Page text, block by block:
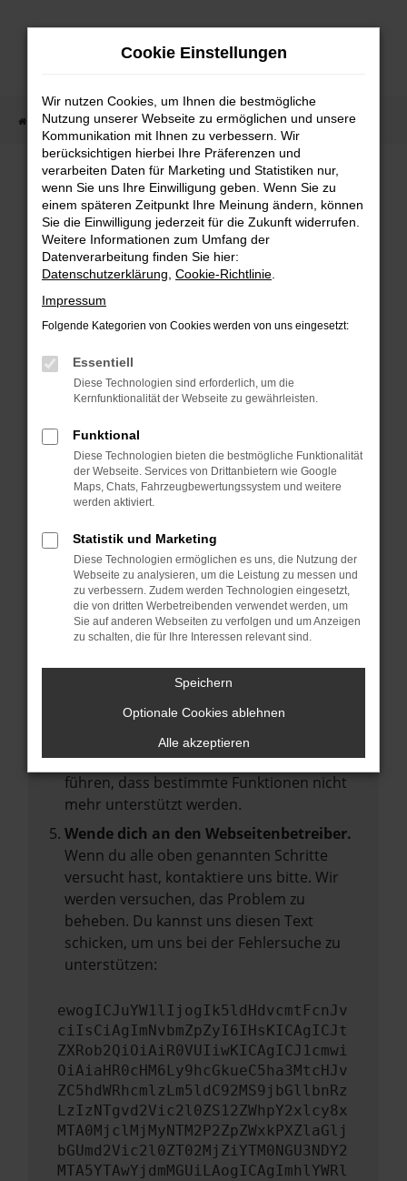
Zum
Startseite Fahrzeugangebote Fahrzeugmarkt
Fahrzeugmarkt
Fehler: Network Error
Beim Laden ist ein Fehler aufgetreten.
Hier sind ein paar Tipps, die dir helfen können:
Überprüfe deine Firewall und deine
Internetverbindung.
deine Suchmaschine?
Prüfe deine Browsererweiterungen.
Manche Erweiterungen, wie Werbeblocker,
können das Laden bestimmter Seiten
anderen Browser oder in einem privaten
Fenster?
Starte dein Gerät neu.
Das kann manchmal helfen,
vorübergehende Probleme zu beheben.
Stelle sicher, dass dein Browser und dein
Betriebssystem auf dem neuesten Stand
Veraltete Software birgt nicht nur ein
Sicherheitsrisiko, sondern kann auch dazu
führen, dass bestimmte Funktionen nicht
mehr unterstützt werden.
Wende dich an den Webseitenbetreiber.
Wenn du alle oben genannten Schritte
versucht hast, kontaktiere uns bitte. Wir
werden versuchen, das Problem zu
beheben. Du kannst uns diesen Text
schicken, um uns bei der Fehlersuche zu
unterstützen:
ewogICJuYW1lIjogIk5ldHdvcmtFcnJv
ciIsCiAgImNvbmZpZyI6IHsKICAgICJt
ZXRob2QiOiAiR0VUIiwKICAgICJ1cmwi
OiAiaHR0cHM6Ly9hcGkueC5ha3MtcHJv
ZC5hdWRhcmlzLm5ldC92MS9jbGllbnRz
LzIzNTgvd2Vic2l0ZS12ZWhpY2xlcy8x
MTA0MjclMjMyNTM2P2ZpZWxkPXZlaGlj
bGUmd2Vic2l0ZT02MjZiYTM0NGU3NDY2
MTA5YTAwYjdmMGUiLAogICAgImhlYWRl
Cookie Einstellungen
Wir nutzen Cookies, um Ihnen die bestmögliche
Nutzung unserer Webseite zu ermöglichen und unsere
Kommunikation mit Ihnen zu verbessern. Wir
berücksichtigen hierbei Ihre Präferenzen und
verarbeiten Daten für Marketing und Statistiken nur,
wenn Sie uns Ihre Einwilligung geben. Wenn Sie zu
einem späteren Zeitpunkt Ihre Meinung ändern, können
Sie die Einwilligung jederzeit für die Zukunft widerrufen.
Weitere Informationen zum Umfang der
Datenverarbeitung finden Sie hier:
Datenschutzerklärung Cookie-Richtlinie
Impressum
Folgende Kategorien von Cookies werden von uns eingesetzt:
Essentiell
Diese Technologien sind erforderlich, um die
Kernfunktionalität der Webseite zu gewährleisten.
Funktional
Diese Technologien bieten die bestmögliche Funktionalität
der Webseite. Services von Drittanbietern wie Google
Maps, Chats, Fahrzeugbewertungssystem und weitere
werden aktiviert.
Statistik und Marketing
Diese Technologien ermöglichen es uns, die Nutzung der
Webseite zu analysieren, um die Leistung zu messen und
zu verbessern. Zudem werden Technologien eingesetzt,
die von dritten Werbetreibenden verwendet werden, um
Sie auf anderen Webseiten zu verfolgen und um Anzeigen
zu schalten, die für Ihre Interessen relevant sind.
Speichern
Optionale Cookies ablehnen
Alle akzeptieren